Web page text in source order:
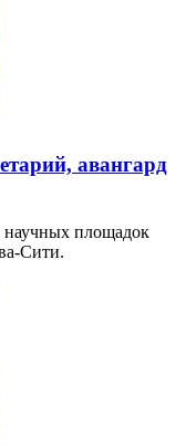
авангард
научных площадок
Сити.